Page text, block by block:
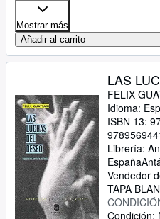
Mostrar más
Añadir al carrito
LAS
FELIX
Idioma:
ISBN 13:
Librería:
España
Vendedor
TAPA
Condición: